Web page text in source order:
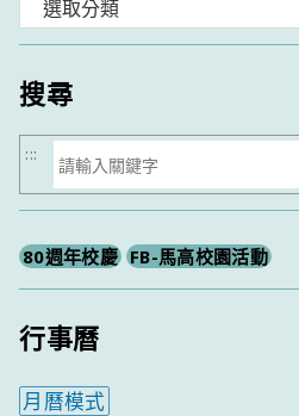
類
搜尋
搜
尋
:::
80週年校慶 FB-馬高校園活動
行事曆
月曆模式